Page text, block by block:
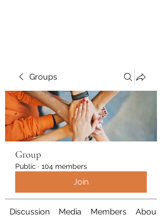
Groups
Group
Public · 104 members
Join
Discussion Media Members About